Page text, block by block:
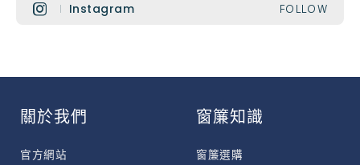
Instagram FOLLOW
關於我們
官方網站
窗簾知識
窗簾選購